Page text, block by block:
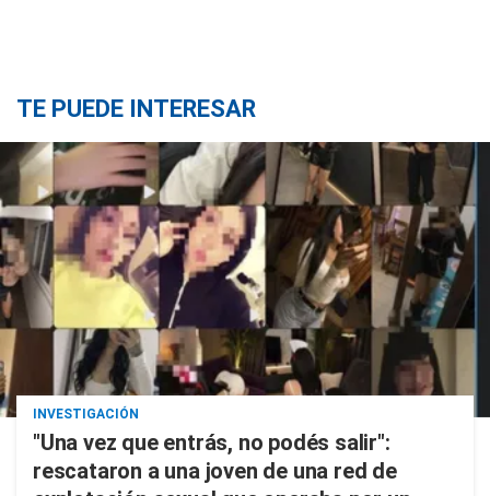
TE PUEDE INTERESAR
INVESTIGACIÓN
"Una vez que entrás, no podés salir":
rescataron a una joven de una red de